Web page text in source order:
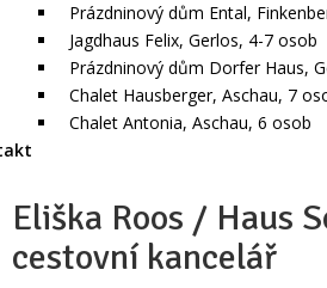
Prázdninový dům Ental,
Jagdhaus Felix, Gerlos, 4-7 osob
Prázdninový dům Dorfer Haus,
Chalet Hausberger, Aschau, 7
Chalet Antonia, Aschau, 6 osob
Eliška Roos / Haus
cestovní kancelář